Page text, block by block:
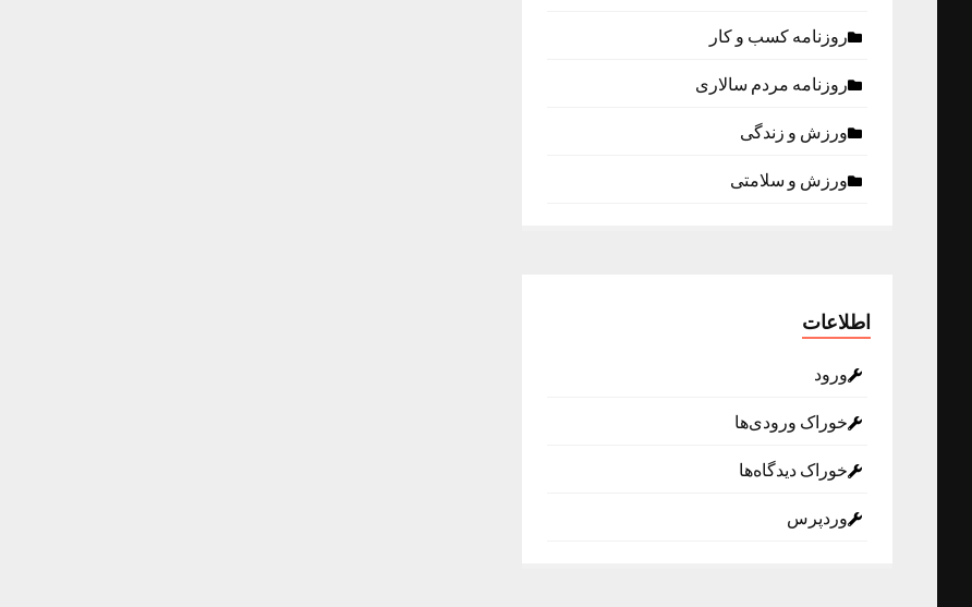
روزنامه كسب و كار
روزنامه مردم سالاری
ورزش و زندگی
ورزش و سلامتی
اطلاعات
ورود
خوراک ورودی‌ها
خوراک دیدگاه‌ها
وردپرس